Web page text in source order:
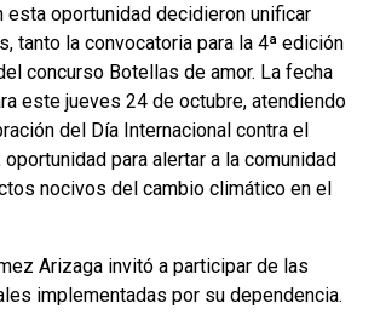
esta oportunidad decidieron unificar
tanto la convocatoria para la 4ª edición
concurso Botellas de amor. La fecha
este jueves 24 de octubre, atendiendo
del Día Internacional contra el
para alertar a la comunidad
nocivos del cambio climático en el
Arizaga invitó a participar de las
implementadas por su dependencia.